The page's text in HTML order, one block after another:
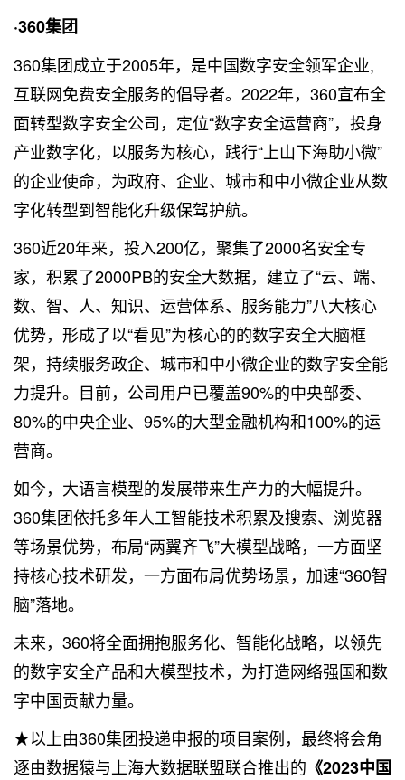
·360集团
360集团成立于2005年，是中国数字安全领军企业,
互联网免费安全服务的倡导者。2022年，360宣布全
面转型数字安全公司，定位“数字安全运营商”，投身
产业数字化，以服务为核心，践行“上山下海助小微”
的企业使命，为政府、企业、城市和中小微企业从数
字化转型到智能化升级保驾护航。
360近20年来，投入200亿，聚集了2000名安全专
家，积累了2000PB的安全大数据，建立了“云、端、
数、智、人、知识、运营体系、服务能力”八大核心
优势，形成了以“看见”为核心的的数字安全大脑框
架，持续服务政企、城市和中小微企业的数字安全能
力提升。目前，公司用户已覆盖90%的中央部委、
80%的中央企业、95%的大型金融机构和100%的运
营商。
如今，大语言模型的发展带来生产力的大幅提升。
360集团依托多年人工智能技术积累及搜索、浏览器
等场景优势，布局“两翼齐飞”大模型战略，一方面坚
持核心技术研发，一方面布局优势场景，加速“360智
脑”落地。
未来，360将全面拥抱服务化、智能化战略，以领先
的数字安全产品和大模型技术，为打造网络强国和数
字中国贡献力量。
★以上由360集团投递申报的项目案例，最终将会角
逐由数据猿与 上海大数据联盟联合推出的 《2023中国